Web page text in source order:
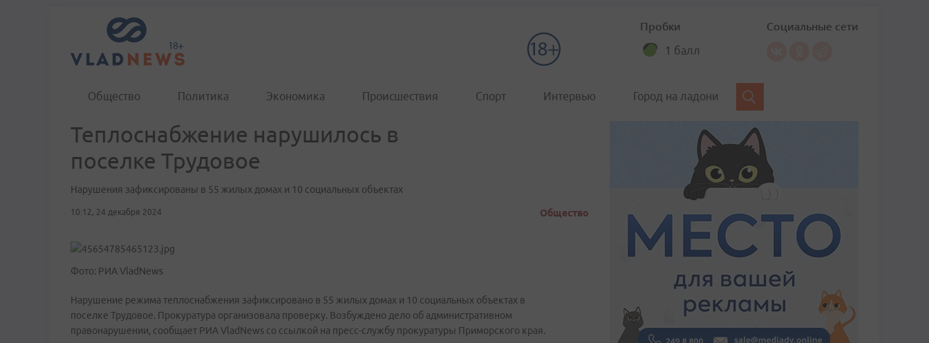
Пробки
1 балл
Социальные сети
Общество Политика Экономика Происшествия Спорт Интервью Город на ладони
Теплоснабжение нарушилось в
поселке Трудовое
Нарушения зафиксированы в 55 жилых домах и 10 социальных объектах
10:12, 24 декабря 2024 Общество
Фото: РИА VladNews
Нарушение режима теплоснабжения зафиксировано в 55 жилых домах и 10 социальных объектах в
поселке Трудовое. Прокуратура организовала проверку. Возбуждено дело об административном
правонарушении, сообщает РИА VladNews со ссылкой на пресс-службу прокуратуры Приморского края.